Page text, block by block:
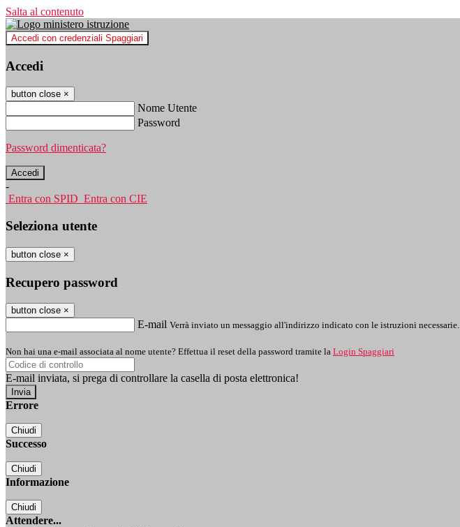
Salta al contenuto
Accedi con credenziali Spaggiari
Accedi
button close ×
Nome Utente
Password
Password dimenticata?
-
Entra con SPID Entra con CIE
Seleziona utente
button close ×
Recupero password
button close ×
E-mail Verrà inviato un messaggio all'indirizzo indicato con le istruzioni necessarie.
Non hai una e-mail associata al nome utente? Effettua il reset della password tramite la Login Spaggiari
E-mail inviata, si prega di controllare la casella di posta elettronica!
Errore
Chiudi
Successo
Chiudi
Informazione
Chiudi
Attendere...